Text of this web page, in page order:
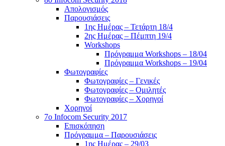
Απολογισμός
Παρουσιάσεις
1ης Ημέρας – Τετάρτη 18/4
2ης Ημέρας – Πέμπτη 19/4
Workshops
Πρόγραμμα Workshops – 18/04
Πρόγραμμα Workshops – 19/04
Φωτογραφίες
Φωτογραφίες – Γενικές
Φωτογραφίες – Ομιλητές
Φωτογραφίες – Χορηγοί
Χορηγοί
7o Infocom Security 2017
Επισκόπηση
Πρόγραμμα – Παρουσιάσεις
1ης Ημέρας – 29/03